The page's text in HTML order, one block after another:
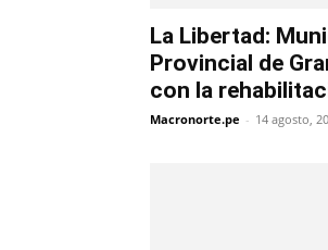
La Libertad:
Provincial de
con la
Macronorte.pe - 14 agosto,